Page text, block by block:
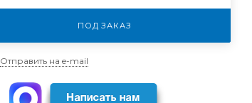
ПОД ЗАКАЗ
Отправить на e-mail